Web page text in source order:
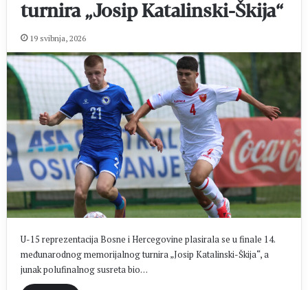
turnira „Josip Katalinski-Škija“
19 svibnja, 2026
U-15 reprezentacija Bosne i Hercegovine plasirala se u finale 14.
međunarodnog memorijalnog turnira „Josip Katalinski-Škija“, a
junak polufinalnog susreta bio…